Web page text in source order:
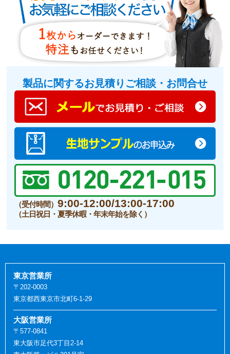
製品に関するお見積りご相談・お問合せ
（受付時間）9:00-12:00/13:00-17:00
（土日祝日・夏季休暇・年末年始を除く）
東京営業所
〒202-0003
東京都西東京市北町6-1-29
大阪営業所
〒577-0841
東大阪市足代3丁目2-14